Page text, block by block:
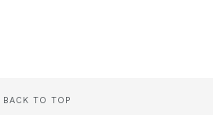
BACK TO TOP